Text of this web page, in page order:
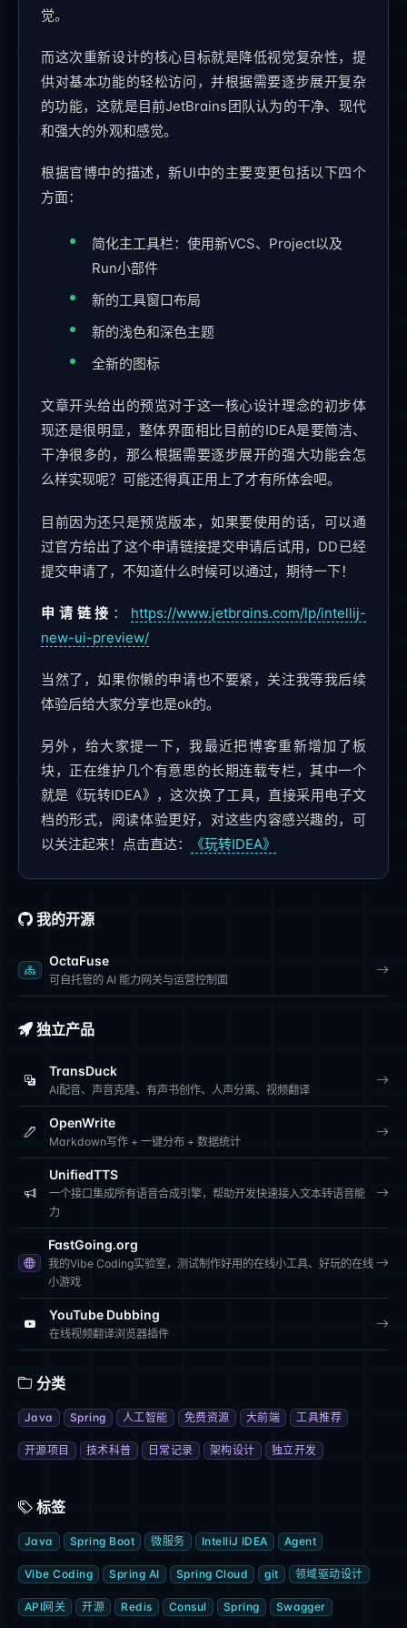
觉。
而这次重新设计的核心目标就是降低视觉复杂性，提
供对基本功能的轻松访问，并根据需要逐步展开复杂
的功能，这就是目前JetBrains团队认为的干净、现代
和强大的外观和感觉。
根据官博中的描述，新UI中的主要变更包括以下四个
方面：
简化主工具栏：使用新VCS、Project以及
Run小部件
新的工具窗口布局
新的浅色和深色主题
全新的图标
文章开头给出的预览对于这一核心设计理念的初步体
现还是很明显，整体界面相比目前的IDEA是要简洁、
干净很多的，那么根据需要逐步展开的强大功能会怎
么样实现呢？可能还得真正用上了才有所体会吧。
目前因为还只是预览版本，如果要使用的话，可以通
过官方给出了这个申请链接提交申请后试用，DD已经
提交申请了，不知道什么时候可以通过，期待一下！
申请链接 ： https://www.jetbrains.com/lp/intellij-
new-ui-preview/
当然了，如果你懒的申请也不要紧，关注我等我后续
体验后给大家分享也是ok的。
另外，给大家提一下，我最近把博客重新增加了板
块，正在维护几个有意思的长期连载专栏，其中一个
就是《玩转IDEA》，这次换了工具，直接采用电子文
档的形式，阅读体验更好，​对这些内容感兴趣的，可
以关注起来！点击直达：
《玩转IDEA》
我的开源
OctaFuse
可自托管的 AI 能力网关与运营控制面
独立产品
TransDuck
AI配音、声音克隆、有声书创作、人声分离、视频翻译
OpenWrite
Markdown写作 + 一键分布 + 数据统计
UnifiedTTS
一个接口集成所有语音合成引擎，帮助开发快速接入文本转语音能
力
FastGoing.org
我的Vibe Coding实验室，测试制作好用的在线小工具、好玩的在线
小游戏
YouTube Dubbing
在线视频翻译浏览器插件
分类
Java Spring 人工智能 免费资源 大前端 工具推荐
开源项目 技术科普 日常记录 架构设计 独立开发
标签
Java Spring Boot 微服务 IntelliJ IDEA Agent
Vibe Coding Spring AI Spring Cloud git 领域驱动设计
API网关 开源 Redis Consul Spring Swagger